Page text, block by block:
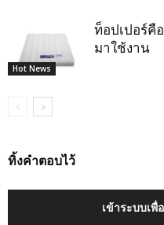
Hot News
ท็อปเปอร์คื
มาใช้งาน
ทิ้งคำตอบไว้
เข้าระบบเพื่